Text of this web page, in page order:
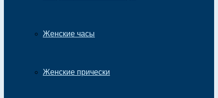
Женские часы
Женские прически